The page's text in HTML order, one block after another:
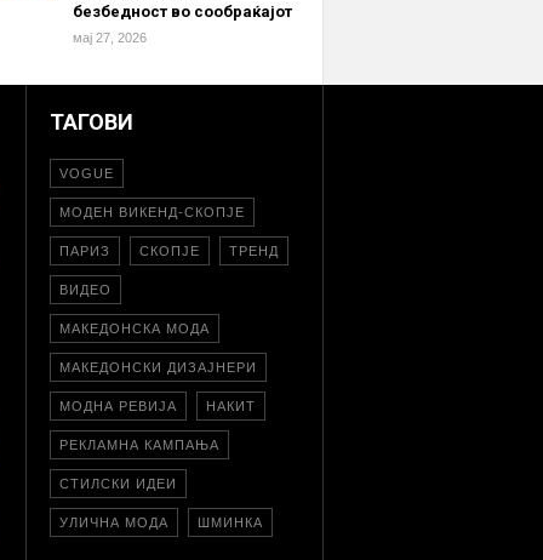
безбедност во сообраќајот
мај 27, 2026
ТАГОВИ
VOGUE
МОДЕН ВИКЕНД-СКОПЈЕ
ПАРИЗ СКОПЈЕ ТРЕНД
ВИДЕО
МАКЕДОНСКА МОДА
МАКЕДОНСКИ ДИЗАЈНЕРИ
МОДНА РЕВИЈА НАКИТ
РЕКЛАМНА КАМПАЊА
СТИЛСКИ ИДЕИ
УЛИЧНА МОДА ШМИНКА